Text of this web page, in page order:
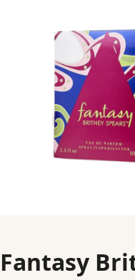
Fantasy